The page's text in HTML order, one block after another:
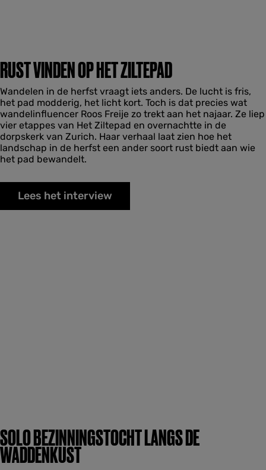
RUST VINDEN OP HET ZILTEPAD
Wandelen in de herfst vraagt iets anders. De lucht is fris,
het pad modderig, het licht kort. Toch is dat precies wat
wandelinfluencer Roos Freije zo trekt aan het najaar. Ze liep
vier etappes van Het Ziltepad en overnachtte in de
dorpskerk van Zurich. Haar verhaal laat zien hoe het
landschap in de herfst een ander soort rust biedt aan wie
het pad bewandelt.
Lees het interview
SOLO BEZINNINGSTOCHT LANGS DE
WADDENKUST